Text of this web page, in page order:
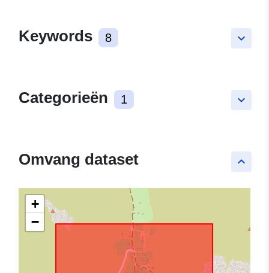
keyboard_arrow_down
Keywords 8
keyboard_arrow_down
Categorieën 1
keyboard_arrow_up
Omvang dataset
+
−